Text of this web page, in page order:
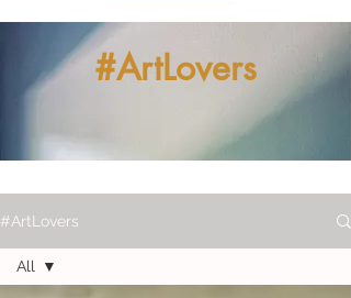
#ArtLovers
#ArtLovers
All